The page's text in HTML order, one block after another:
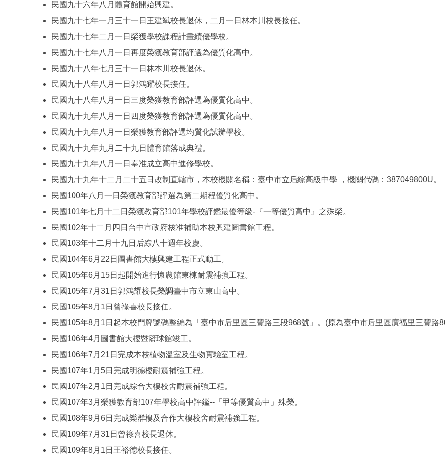
民國九十六年八月體育館開始興建。
民國九十七年一月三十一日王建斌校長退休，二月一日林本川校長接任。
民國九十七年二月一日榮獲學校課程計畫績優學校。
民國九十七年八月一日再度榮獲教育部評選為優質化高中。
民國九十八年七月三十一日林本川校長退休。
民國九十八年八月一日郭鴻耀校長接任。
民國九十八年八月一日三度榮獲教育部評選為優質化高中。
民國九十九年八月一日四度榮獲教育部評選為優質化高中。
民國九十九年八月一日榮獲教育部評選均質化試辦學校。
民國九十九年九月二十九日體育館落成典禮。
民國九十九年八月一日奉准成立高中進修學校。
民國九十九年十二月二十五日改制直轄市，本校機關名稱：臺中市立后綜高級中學 ，機關代碼：387049800U。
民國100年八月一日榮獲教育部評選為第二期程優質化高中。
民國101年七月十二日榮獲教育部101年學校評鑑最優等級-『一等優質高中』之殊榮。
民國102年十二月四日台中市政府核准補助本校興建圖書館工程。
民國103年十二月十九日后綜八十週年校慶。
民國104年6月22日圖書館大樓興建工程正式動工。
民國105年6月15日起開始進行懷農館東棟耐震補強工程。
民國105年7月31日郭鴻耀校長榮調臺中市立東山高中。
民國105年8月1日曾祿喜校長接任。
民國105年8月1日起本校門牌號碼整編為「臺中市后里區三豐路三段968號」。(原為臺中市后里區廣福里三豐路
民國106年4月圖書館大樓暨籃球館竣工。
民國106年7月21日完成本校植物溫室及生物實驗室工程。
民國107年1月5日完成明德樓耐震補強工程。
民國107年2月1日完成綜合大樓校舍耐震補強工程。
民國107年3月榮獲教育部107年學校高中評鑑--「甲等優質高中」殊榮。
民國108年9月6日完成樂群樓及合作大樓校舍耐震補強工程。
民國109年7月31日曾祿喜校長退休。
民國109年8月1日王裕德校長接任。